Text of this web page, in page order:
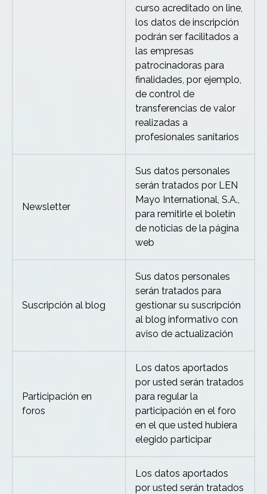
curso acreditado on line,
los datos de inscripción
podrán ser facilitados a
las empresas
patrocinadoras para
finalidades, por ejemplo,
de control de
transferencias de valor
realizadas a
profesionales sanitarios
Newsletter
Sus datos personales
serán tratados por LEN
Mayo International, S.A.,
para remitirle el boletín
de noticias de la página
web
Suscripción al blog
Sus datos personales
serán tratados para
gestionar su suscripción
al blog informativo con
aviso de actualización
Participación en
foros
Los datos aportados
por usted serán tratados
para regular la
participación en el foro
en el que usted hubiera
elegido participar
Los datos aportados
por usted serán tratados